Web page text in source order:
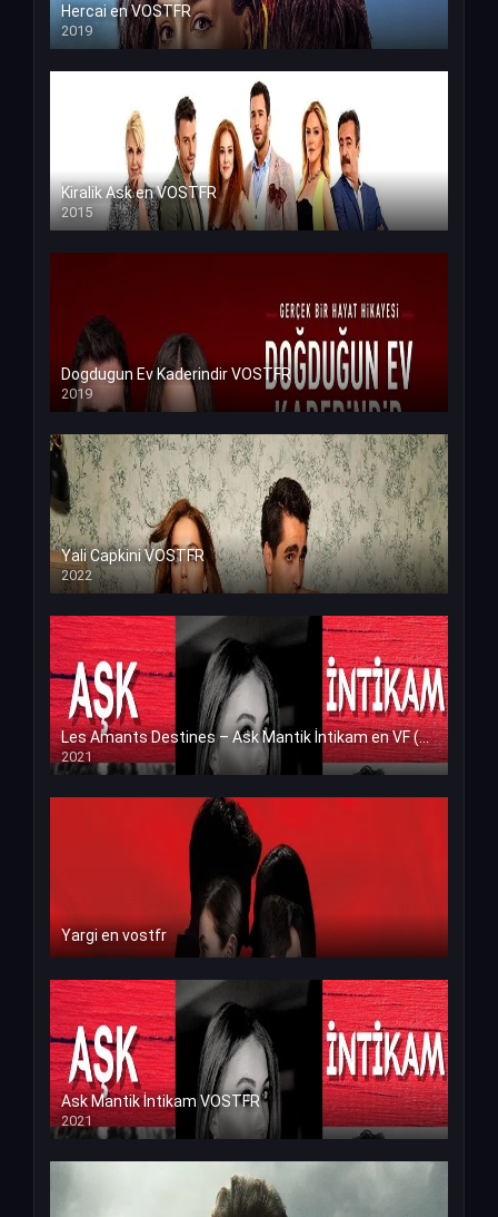
Hercai en VOSTFR
2019
Kiralik Ask en VOSTFR
2015
Dogdugun Ev Kaderindir VOSTFR
2019
Yali Capkini VOSTFR
2022
Les Amants Destines – Ask Mantik İntikam en VF (Voix Francaise)
2021
Yargi en vostfr
Ask Mantik İntikam VOSTFR
2021